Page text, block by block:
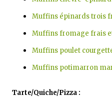
Muffins épinards trois
Muffins fromage frais
Muffins poulet
Muffins potimarron
Tarte/Quiche/Pizza :